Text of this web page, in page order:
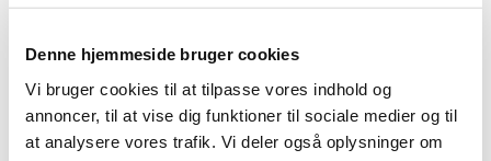
Denne hjemmeside bruger cookies
Vi bruger cookies til at tilpasse vores indhold og
annoncer, til at vise dig funktioner til sociale medier og til
at analysere vores trafik. Vi deler også oplysninger om
2019 (44)
2018 (46)
2017 (38)
2016 (48)